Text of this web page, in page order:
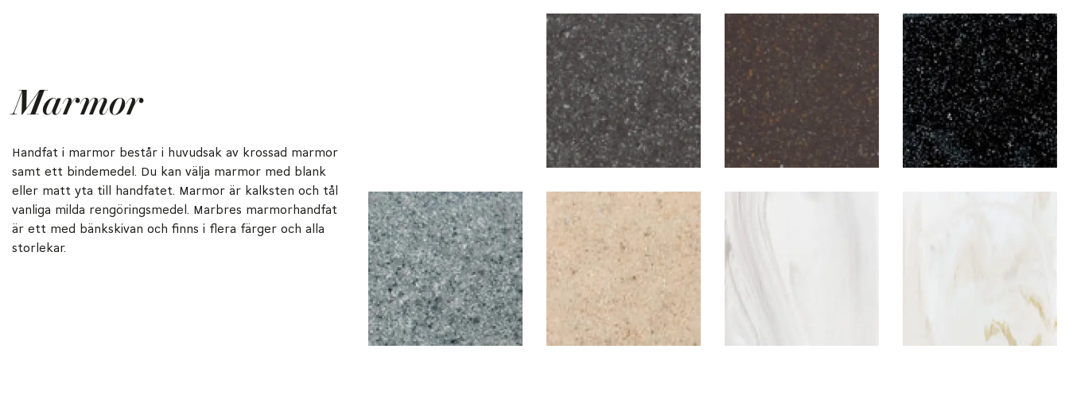
Marmor
Handfat i marmor består i huvudsak av krossad marmor
samt ett bindemedel. Du kan välja marmor med blank
eller matt yta till handfatet. Marmor är kalksten och tål
vanliga milda rengöringsmedel. Marbres marmorhandfat
är ett med bänkskivan och finns i flera färger och alla
storlekar.